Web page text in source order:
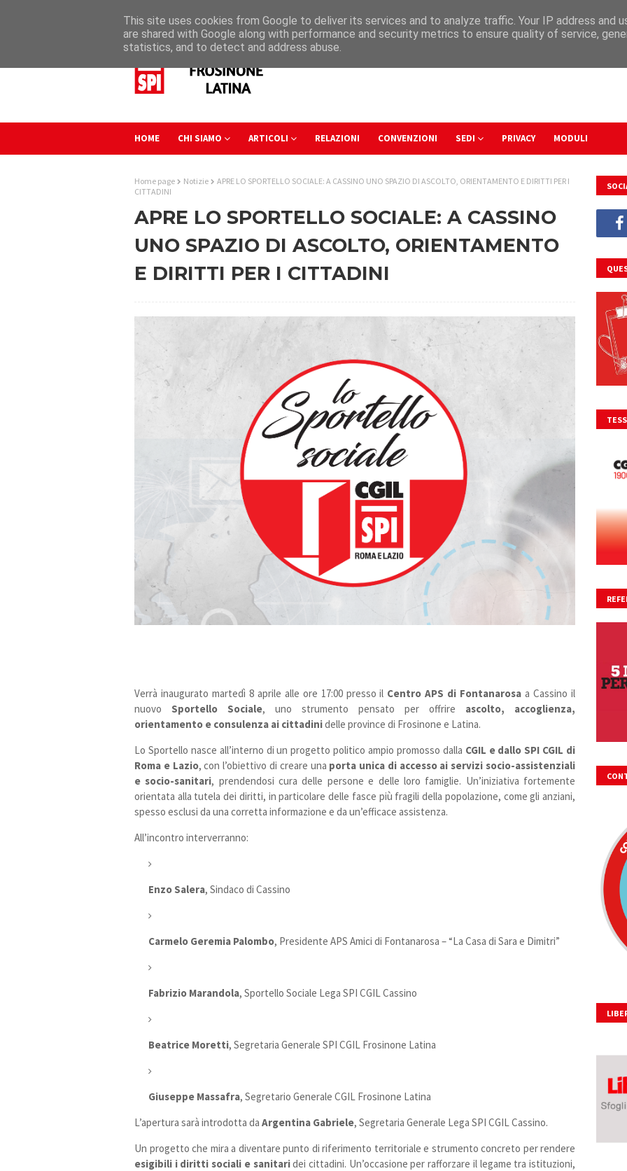
HOME CHI SIAMO ARTICOLI RELAZIONI CONVENZIONI SEDI PRIVACY MODULI
Home page Notizie
APRE LO SPORTELLO SOCIALE: A CASSINO UNO SPAZIO DI ASCOLTO, ORIENTAMENTO E DIRITTI PER I
CITTADINI
APRE LO SPORTELLO SOCIALE: A CASSINO
UNO SPAZIO DI ASCOLTO, ORIENTAMENTO
E DIRITTI PER I CITTADINI
Verrà inaugurato martedì 8 aprile alle ore 17:00 presso il Centro APS di Fontanarosa a Cassino il
nuovo Sportello Sociale, uno strumento pensato per offrire ascolto, accoglienza,
orientamento e consulenza ai cittadinidelle province di Frosinone e Latina.
Lo Sportello nasce all’interno di un progetto politico ampio promosso dalla CGIL e dallo SPI CGIL di
Roma e Lazio, con l’obiettivo di creare una porta unica di accesso ai servizi socio-assistenziali
e socio-sanitari, prendendosi cura delle persone e delle loro famiglie. Un’iniziativa fortemente
orientata alla tutela dei diritti, in particolare delle fasce più fragili della popolazione, come gli anziani,
spesso esclusi da una corretta informazione e da un’efficace assistenza.
All’incontro interverranno:
Enzo Salera, Sindaco di Cassino
Carmelo Geremia Palombo, Presidente APS Amici di Fontanarosa – “La Casa di Sara e Dimitri”
Fabrizio Marandola, Sportello Sociale Lega SPI CGIL Cassino
Beatrice Moretti, Segretaria Generale SPI CGIL Frosinone Latina
Giuseppe Massafra, Segretario Generale CGIL Frosinone Latina
L’apertura sarà introdotta da Argentina Gabriele, Segretaria Generale Lega SPI CGIL Cassino.
Un progetto che mira a diventare punto di riferimento territoriale e strumento concreto per rendere
esigibili i diritti sociali e sanitaridei cittadini. Un’occasione per rafforzare il legame tra istituzioni,
NO
This site uses cookies from Google to deliver its services and to analyze traffic. Your IP address and
are shared with Google along with performance and security metrics to ensure quality of service,
statistics, and to detect and address abuse.